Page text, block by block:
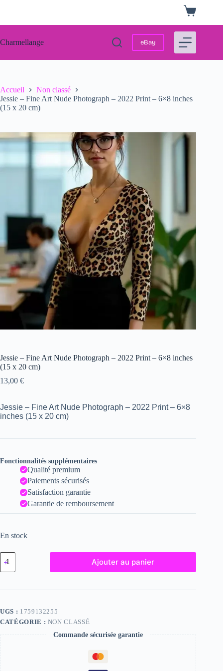
Panier
d’achat
Charmellange eBay
Accueil
Non classé
Jessie – Fine Art Nude Photograph – 2022 Print – 6×8 inches
(15 x 20 cm)
Jessie – Fine Art Nude Photograph – 2022 Print – 6×8 inches
(15 x 20 cm)
13,00 €
Jessie – Fine Art Nude Photograph – 2022 Print – 6×8
inches (15 x 20 cm)
Fonctionnalités supplémentaires
Qualité premium
Paiements sécurisés
Satisfaction garantie
Garantie de remboursement
En stock
quantité
de
Jessie
Fine
Photograph
-
Print
-
6x8
inches
Ajouter au panier
UGS : 1759132255
CATÉGORIE : NON CLASSÉ
Commande sécurisée garantie